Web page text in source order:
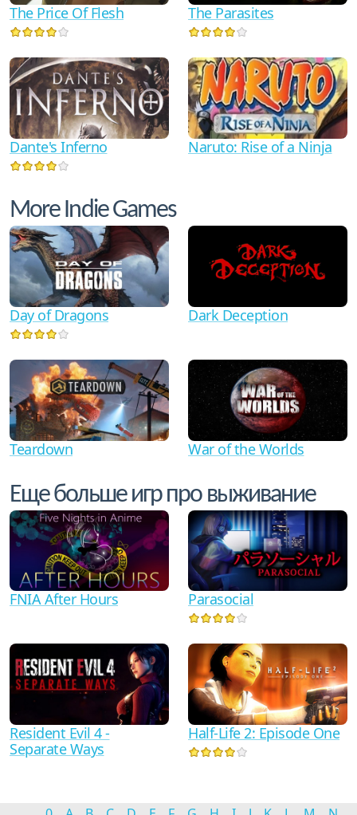
The Price Of Flesh The Parasites
Dante's Inferno Naruto: Rise of a Ninja
More Indie Games
Day of Dragons Dark Deception
Teardown War of the Worlds
Еще больше игр про выживание
FNIA After Hours Parasocial
Resident Evil 4 -
Separate Ways
Half-Life 2: Episode One